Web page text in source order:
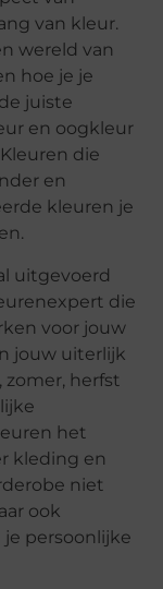
van kleur.
wereld van
hoe je je
juiste
en oogkleur
die
en
kleuren je
uitgevoerd
die
voor jouw
jouw uiterlijk
zomer, herfst
het
kleding en
niet
ook
persoonlijke